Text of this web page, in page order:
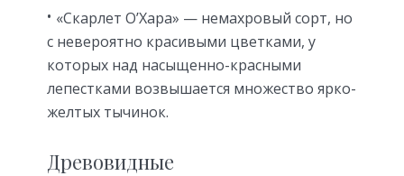
«Скарлет О’Хара» — немахровый сорт, но
с невероятно красивыми цветками, у
которых над насыщенно-красными
лепестками возвышается множество ярко-
желтых тычинок.
Древовидные